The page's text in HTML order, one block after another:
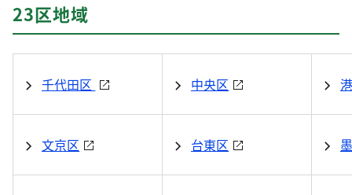
23区地域
千代田区 中央区
文京区 台東区